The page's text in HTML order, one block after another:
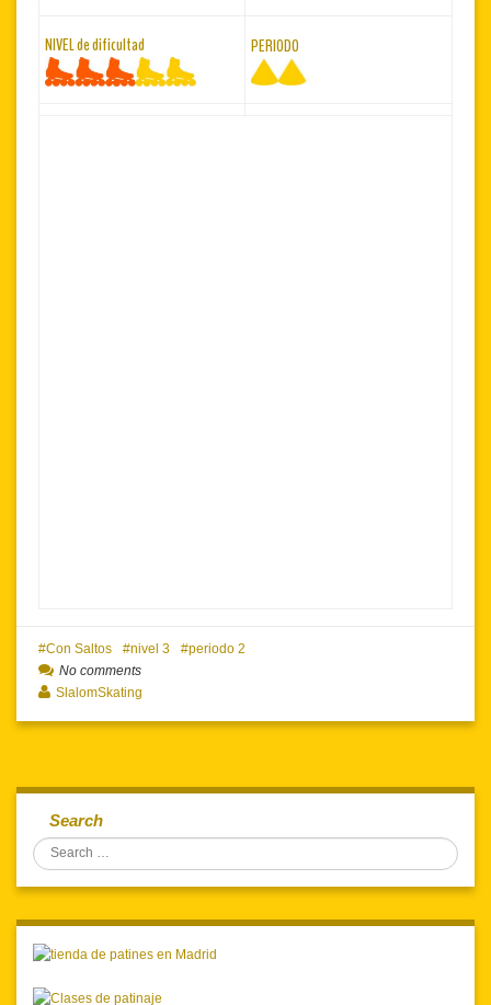
NIVEL de dificultad PERIODO
Con Saltos nivel 3
periodo 2
No comments
SlalomSkating
Search